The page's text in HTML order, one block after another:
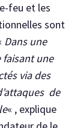
feu et les
sont
Dans une
une
via des
de
« , explique